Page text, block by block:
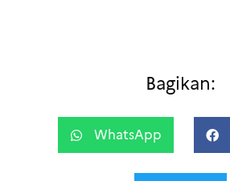
Bagikan:
WhatsApp